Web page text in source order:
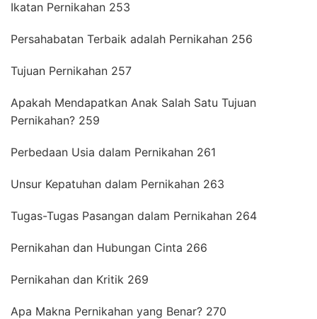
Ikatan Pernikahan 253
Persahabatan Terbaik adalah Pernikahan 256
Tujuan Pernikahan 257
Apakah Mendapatkan Anak Salah Satu Tujuan
Pernikahan? 259
Perbedaan Usia dalam Pernikahan 261
Unsur Kepatuhan dalam Pernikahan 263
Tugas-Tugas Pasangan dalam Pernikahan 264
Pernikahan dan Hubungan Cinta 266
Pernikahan dan Kritik 269
Apa Makna Pernikahan yang Benar? 270